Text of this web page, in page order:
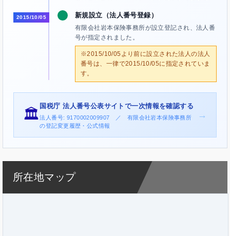
2015/10/05 新規設立（法人番号登録）
有限会社岩本保険事務所が設立登記され、法人番
号が指定されました。
※2015/10/05より前に設立された法人の法人
番号は、一律で2015/10/05に指定されていま
す。
🏛️
国税庁 法人番号公表サイトで一次情報を確認する
法人番号: 9170002009907 ／ 有限会社岩本保険事務所
の登記変更履歴・公式情報
→
所在地マップ